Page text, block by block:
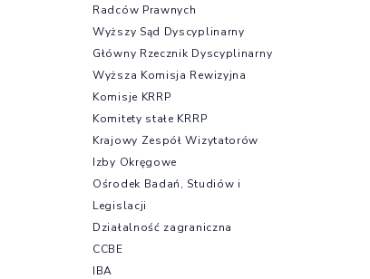
Radców Prawnych
Wyższy Sąd Dyscyplinarny
Główny Rzecznik Dyscyplinarny
Wyższa Komisja Rewizyjna
Komisje KRRP
Komitety stałe KRRP
Krajowy Zespół Wizytatorów
Izby Okręgowe
Ośrodek Badań, Studiów i
Legislacji
Działalność zagraniczna
CCBE
IBA